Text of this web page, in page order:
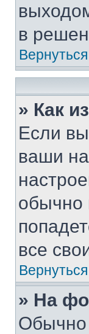
в
» Как
Если
ваши
обычно
все
» На
Обычно